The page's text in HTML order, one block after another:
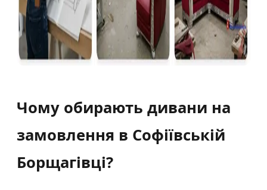
Чому обирають дивани на
замовлення в Софіївській
Борщагівці?